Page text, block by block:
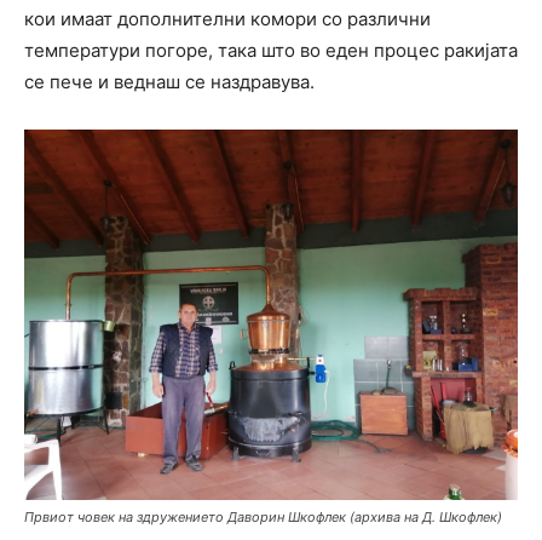
кои имаат дополнителни комори со различни
температури погоре, така што во еден процес ракијата
се пече и веднаш се наздравува.
Првиот човек на здружението Даворин Шкофлек (архива на Д. Шкофлек)